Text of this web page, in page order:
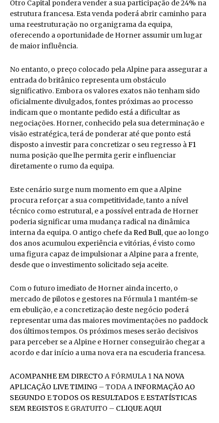
Otro Capital pondera vender a sua participação de 24% na
estrutura francesa. Esta venda poderá abrir caminho para
uma reestruturação no organigrama da equipa,
oferecendo a oportunidade de Horner assumir um lugar
de maior influência.
No entanto, o preço colocado pela Alpine para assegurar a
entrada do britânico representa um obstáculo
significativo. Embora os valores exatos não tenham sido
oficialmente divulgados, fontes próximas ao processo
indicam que o montante pedido está a dificultar as
negociações. Horner, conhecido pela sua determinação e
visão estratégica, terá de ponderar até que ponto está
disposto a investir para concretizar o seu regresso àF1
numa posição que lhe permita gerir e influenciar
diretamente o rumo da equipa.
Este cenário surge num momento em que a Alpine
procura reforçar a sua competitividade, tanto a nível
técnico como estrutural, e a possível entrada de Horner
poderia significar uma mudança radical na dinâmica
interna da equipa. O antigo chefe daRed Bull, que ao longo
dos anos acumulou experiência e vitórias, é visto como
uma figura capaz de impulsionar a Alpine para a frente,
desde que o investimento solicitado seja aceite.
Com o futuro imediato de Horner ainda incerto, o
mercado de pilotos e gestores na Fórmula 1 mantém-se
em ebulição, e a concretização deste negócio poderá
representar uma das maiores movimentações no paddock
dos últimos tempos. Os próximos meses serão decisivos
para perceber se a Alpine e Horner conseguirão chegar a
acordo e dar início a uma nova era na escuderia francesa.
ACOMPANHE EM DIRECTO A FÓRMULA 1 NA NOVA
APLICAÇÃO LIVE TIMING – TODA AINFORMAÇÃO AO
SEGUNDO ETODOS OS RESULTADOS EESTATÍSTICAS
SEM REGISTOS E GRATUITO – CLIQUE AQUI